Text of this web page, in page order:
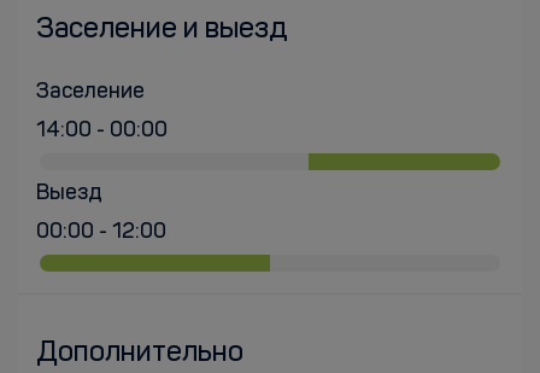
Заселение и выезд
Заселение
14:00 - 00:00
Выезд
00:00 - 12:00
Дополнительно